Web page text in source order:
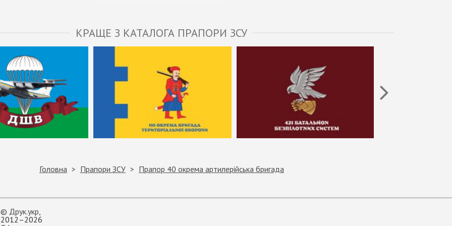
КРАЩЕ З КАТАЛОГА ПРАПОРИ ЗСУ
Головна Прапори ЗСУ Прапор 40 окрема артилерійська бригада
© Друк.укр
2012–2026